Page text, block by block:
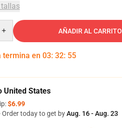
tallas
AÑADIR AL CARRITO
termina en 03: 32: 54
United States
$6.99
Order today to get byAug. 16 - Aug. 23